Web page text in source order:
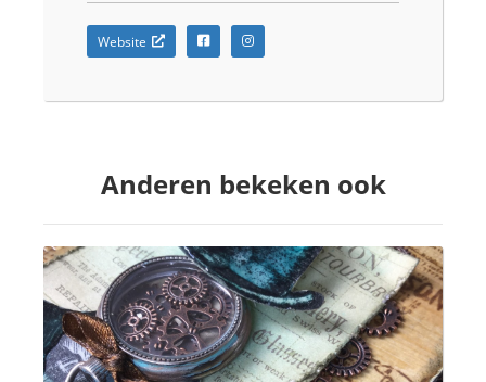
Website
Anderen bekeken ook